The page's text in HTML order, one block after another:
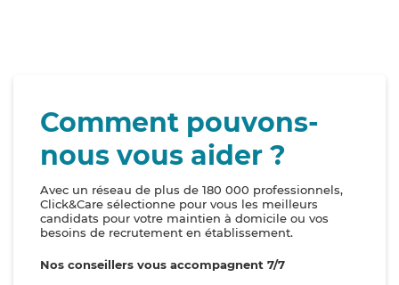
Comment pouvons-
nous vous aider ?
Avec un réseau de plus de 180 000 professionnels,
Click&Care sélectionne pour vous les meilleurs
candidats pour votre maintien à domicile ou vos
besoins de recrutement en établissement.
Nos conseillers vous accompagnent 7/7